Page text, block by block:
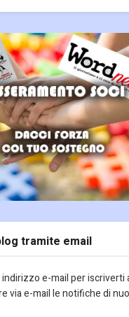
tramite email
e-mail per iscriverti
via e-mail le notifiche di